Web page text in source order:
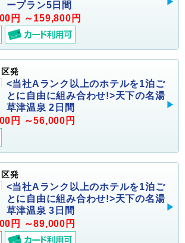
ープラン5日間
円 ～159,800円
発
<当社Aランク以上のホテルを1泊ご
とに自由に組み合わせ!>天下の名湯
草津温泉 2日間
円 ～56,000円
発
<当社Aランク以上のホテルを1泊ご
とに自由に組み合わせ!>天下の名湯
草津温泉 3日間
円 ～89,000円